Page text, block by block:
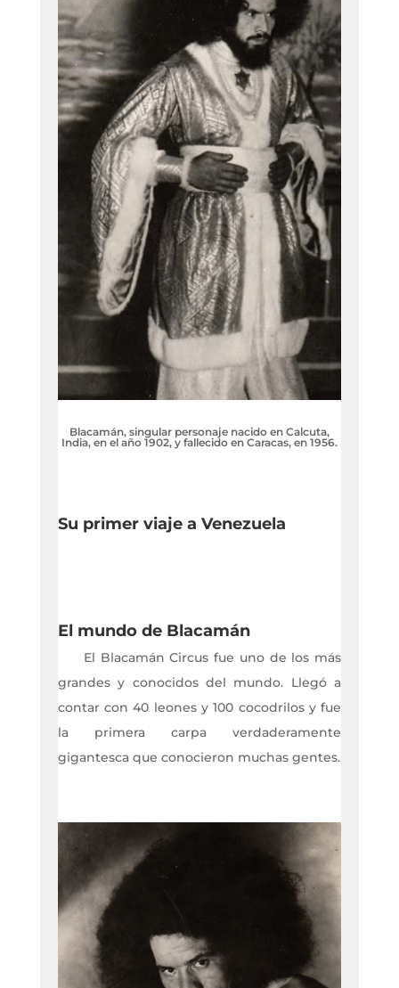
Blacamán, singular personaje nacido en Calcuta,
India, en el año 1902, y fallecido en Caracas, en 1956.
Su primer viaje a Venezuela
El mundo de Blacamán
El Blacamán Circus fue uno de los más
grandes y conocidos del mundo. Llegó a
contar con 40 leones y 100 cocodrilos y fue
la primera carpa verdaderamente
gigantesca que conocieron muchas gentes.